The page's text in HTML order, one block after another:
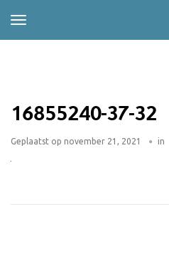
16855240-37-32
Geplaatst op november 21, 2021 in